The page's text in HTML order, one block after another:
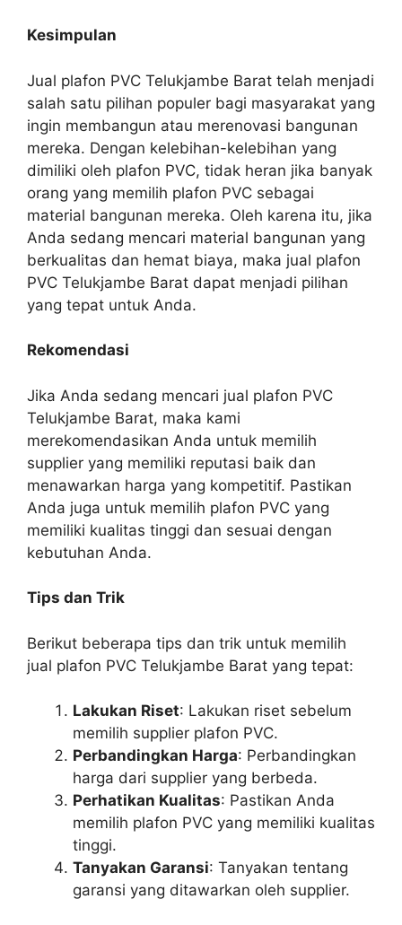
Kesimpulan
Jual plafon PVC Telukjambe Barat telah menjadi
salah satu pilihan populer bagi masyarakat yang
ingin membangun atau merenovasi bangunan
mereka. Dengan kelebihan-kelebihan yang
dimiliki oleh plafon PVC, tidak heran jika banyak
orang yang memilih plafon PVC sebagai
material bangunan mereka. Oleh karena itu, jika
Anda sedang mencari material bangunan yang
berkualitas dan hemat biaya, maka jual plafon
PVC Telukjambe Barat dapat menjadi pilihan
yang tepat untuk Anda.
Rekomendasi
Jika Anda sedang mencari jual plafon PVC
Telukjambe Barat, maka kami
merekomendasikan Anda untuk memilih
supplier yang memiliki reputasi baik dan
menawarkan harga yang kompetitif. Pastikan
Anda juga untuk memilih plafon PVC yang
memiliki kualitas tinggi dan sesuai dengan
kebutuhan Anda.
Tips dan Trik
Berikut beberapa tips dan trik untuk memilih
jual plafon PVC Telukjambe Barat yang tepat:
Lakukan Riset: Lakukan riset sebelum
memilih supplier plafon PVC.
Perbandingkan Harga: Perbandingkan
harga dari supplier yang berbeda.
Perhatikan Kualitas: Pastikan Anda
memilih plafon PVC yang memiliki kualitas
tinggi.
Tanyakan Garansi: Tanyakan tentang
garansi yang ditawarkan oleh supplier.